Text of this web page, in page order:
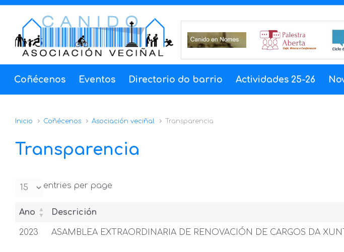
Coñécenos Eventos Directorio do barrio Actividades 25-26
Inicio Coñécenos Asociación veciñal Transparencia
Transparencia
entries per page
Ano Descrición
2023 ASAMBLEA EXTRAORDINARIA DE RENOVACIÓN DE CARGOS DA